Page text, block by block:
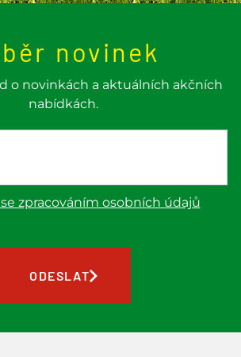
novinek
o novinkách a aktuálních akčních
nabídkách.
zpracováním osobních údajů
ODESLAT